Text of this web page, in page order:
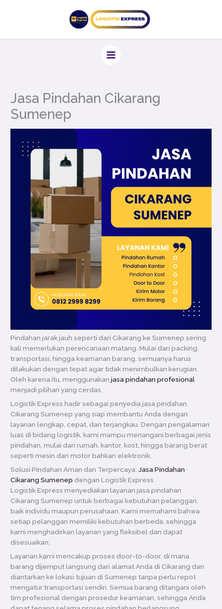
Jasa Pindahan Cikarang
Sumenep
Pindahan jarak jauh seperti dari Cikarang ke Sumenep sering
kali memerlukan perencanaan matang. Mulai dari packing,
transportasi, hingga keamanan barang, semuanya harus
dilakukan dengan tepat agar tidak menimbulkan kerugian.
Oleh karena itu, menggunakanjasa pindahan profesional
menjadi pilihan yang cerdas.
Logistik Express hadir sebagai penyedia jasa pindahan
Cikarang Sumenep yang siap membantu Anda dengan
layanan lengkap, cepat, dan terjangkau. Dengan pengalaman
luas di bidang logistik, kami mampu menangani berbagai jenis
pindahan, mulai dari rumah, kantor, kost, hingga barang berat
seperti mesin dan motor bahkan elektronik.
Solusi Pindahan Aman dan Terpercaya: Jasa Pindahan
Cikarang Sumenep dengan Logistik Express
Logistik Express menyediakan layanan jasa pindahan
Cikarang Sumenep untuk berbagai kebutuhan pelanggan,
baik individu maupun perusahaan. Kami memahami bahwa
setiap pelanggan memiliki kebutuhan berbeda, sehingga
kami menghadirkan layanan yang fleksibel dan dapat
disesuaikan.
Layanan kami mencakup proses door-to-door, di mana
barang dijemput langsung dari alamat Anda di Cikarang dan
diantarkan ke lokasi tujuan di Sumenep tanpa perlu repot
mengatur transportasi sendiri. Semua barang ditangani oleh
tim profesional dengan prosedur keamanan, sehingga Anda